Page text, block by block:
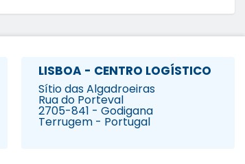
LISBOA - CENTRO LOGÍSTICO
Sítio das Algadroeiras
Rua do Porteval
2705-841 - Godigana
Terrugem - Portugal